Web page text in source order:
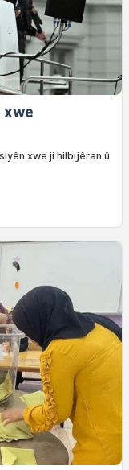
xwe
xwe ji hilbijêran û